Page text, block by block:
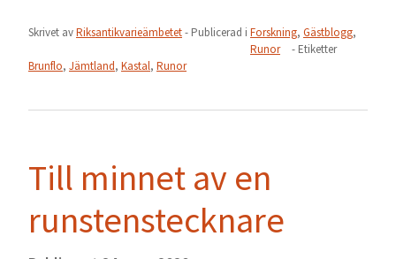
Skrivet avRiksantikvarieämbetet- Publicerad i Forskning, Gästblogg,
Runor
- Etiketter
Brunflo, Jämtland, Kastal, Runor
Till minnet av en
runstenstecknare